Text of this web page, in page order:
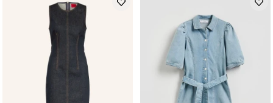
Sukienki kopertowe damskie
Sukienki koronkowe damskie
Sukienki koszulowe damskie
Sukienki letnie damskie